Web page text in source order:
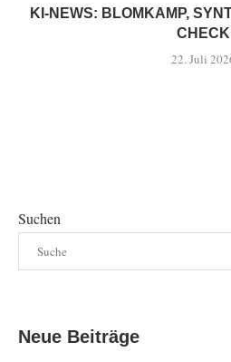
KI-NEWS: BLOMKAMP,
CHECK
22. Juli
Suchen
Neue Beiträge